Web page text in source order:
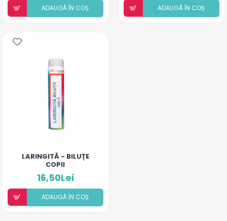
ADAUGÃ ÎN COȘ ADAUGÃ ÎN COȘ
LARINGITĂ - BILUȚE
COPII
16,50Lei
ADAUGÃ ÎN COȘ